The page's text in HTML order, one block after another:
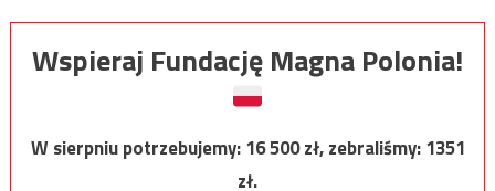
Wspieraj Fundację Magna Polonia!
W sierpniu potrzebujemy:16 500zł, zebraliśmy:1351
zł.